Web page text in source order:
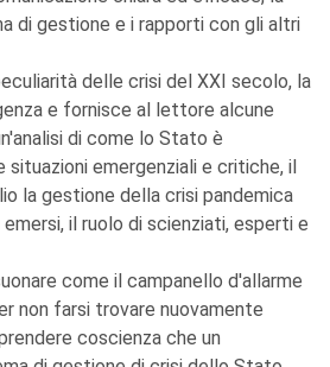
di gestione e i rapporti con gli altri
delle crisi del XXI secolo, la
e fornisce al lettore alcune
di come lo Stato è
situazioni emergenziali e critiche, il
la gestione della crisi pandemica
il ruolo di scienziati, esperti e
come il campanello d'allarme
non farsi trovare nuovamente
coscienza che un